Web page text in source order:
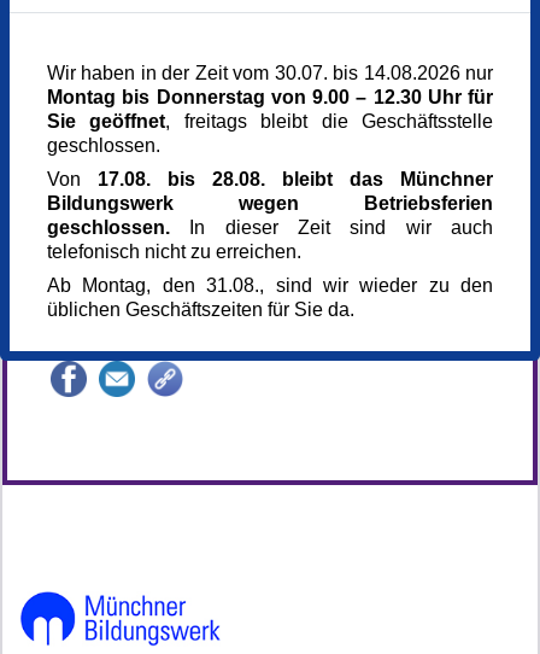
Veranstaltungsort
S-Bahnhof Geltendorf
82269 Geltendorf
München
Kursgebühr
14 €
Anmeldung bis
Kursnummer
166745
Wir haben in der Zeit vom 30.07. bis 14.08.2026 nur
Montag bis Donnerstag von 9.00 – 12.30 Uhr für
Sie geöffnet, freitags bleibt die Geschäftsstelle
geschlossen.
Von 17.08. bis 28.08. bleibt das Münchner
Bildungswerk wegen Betriebsferien
geschlossen. In dieser Zeit sind wir auch
telefonisch nicht zu erreichen.
Ab Montag, den 31.08., sind wir wieder zu den
üblichen Geschäftszeiten für Sie da.